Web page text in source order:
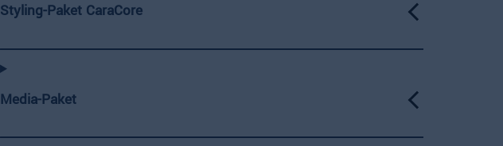
Styling-Paket CaraCore
Media-Paket